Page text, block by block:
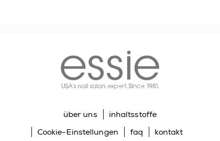
über uns
inhaltsstoffe
Cookie-Einstellungen
faq kontakt